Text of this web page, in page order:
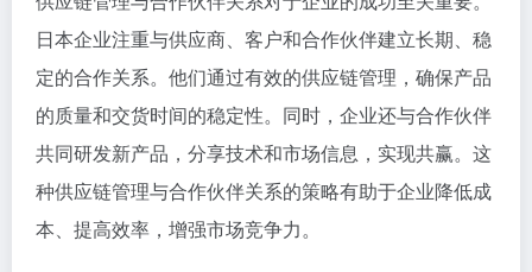
日本企业注重与供应商、客户和合作伙伴建立长期、稳
定的合作关系。他们通过有效的供应链管理，确保产品
的质量和交货时间的稳定性。同时，企业还与合作伙伴
共同研发新产品，分享技术和市场信息，实现共赢。这
种供应链管理与合作伙伴关系的策略有助于企业降低成
本、提高效率，增强市场竞争力。